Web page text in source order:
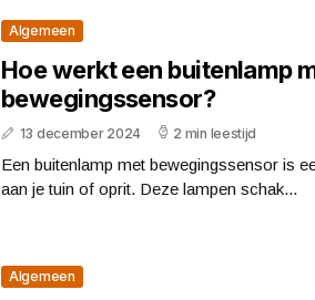
Algemeen
Hoe werkt een buitenlamp
bewegingssensor?
13 december 2024 2 min leestijd
Een buitenlamp met bewegingssensor is
aan je tuin of oprit. Deze lampen schak...
Algemeen